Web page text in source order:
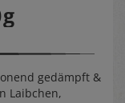
gedämpft &
Laibchen,